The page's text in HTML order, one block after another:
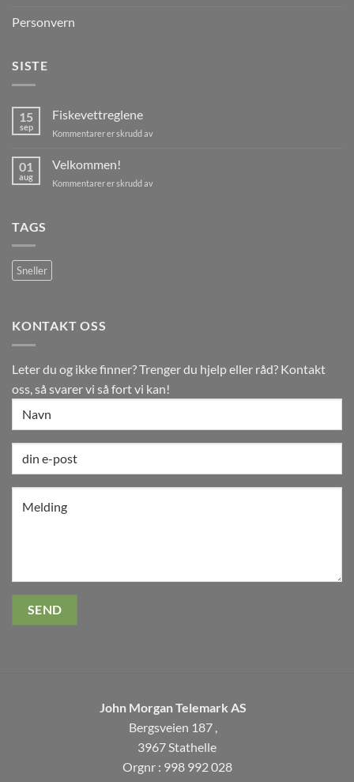
Personvern
SISTE
15
sep
Fiskevettreglene
Kommentarer er skrudd avfor
01
aug
Velkommen!
Kommentarer er skrudd avfor
TAGS
Sneller
KONTAKT OSS
Leter du og ikke finner? Trenger du hjelp eller råd? Kontakt
oss, så svarer vi så fort vi kan!
John Morgan Telemark AS
Bergsveien 187 ,
3967 Stathelle
Orgnr : 998 992 028